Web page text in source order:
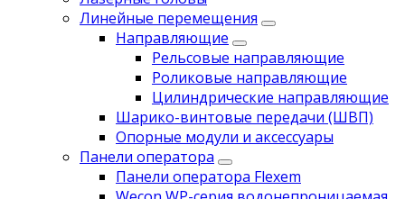
Линейные перемещения
Направляющие
Рельсовые направляющие
Роликовые направляющие
Цилиндрические направляющие
Шарико-винтовые передачи (ШВП)
Опорные модули и аксессуары
Панели оператора
Панели оператора Flexem